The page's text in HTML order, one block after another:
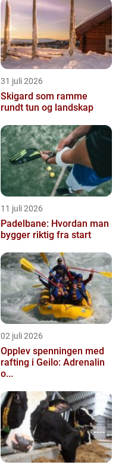
31 juli 2026
Skigard som ramme
rundt tun og landskap
11 juli 2026
Padelbane: Hvordan man
bygger riktig fra start
02 juli 2026
Opplev spenningen med
rafting i Geilo: Adrenalin
o...